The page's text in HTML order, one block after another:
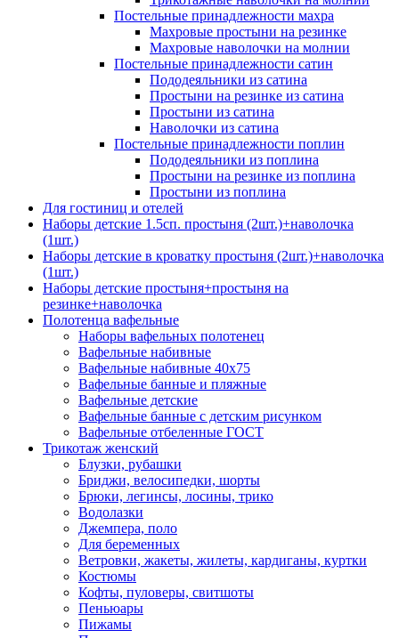
Постельные принадлежности махра
Махровые простыни на резинке
Махровые наволочки на молнии
Постельные принадлежности сатин
Пододеяльники из сатина
Простыни на резинке из сатина
Простыни из сатина
Наволочки из сатина
Постельные принадлежности поплин
Пододеяльники из поплина
Простыни на резинке из поплина
Простыни из поплина
Для гостиниц и отелей
Наборы детские 1.5сп. простыня (2шт.)+наволочка
(1шт.)
Наборы детские в кроватку простыня (2шт.)+наволочка
(1шт.)
Наборы детские простыня+простыня на
резинке+наволочка
Полотенца вафельные
Наборы вафельных полотенец
Вафельные набивные
Вафельные набивные 40х75
Вафельные банные и пляжные
Вафельные детские
Вафельные банные с детским рисунком
Вафельные отбеленные ГОСТ
Трикотаж женский
Блузки, рубашки
Бриджи, велосипедки, шорты
Брюки, легинсы, лосины, трико
Водолазки
Джемпера, поло
Для беременных
Ветровки, жакеты, жилеты, кардиганы, куртки
Костюмы
Кофты, пуловеры, свитшоты
Пеньюары
Пижамы